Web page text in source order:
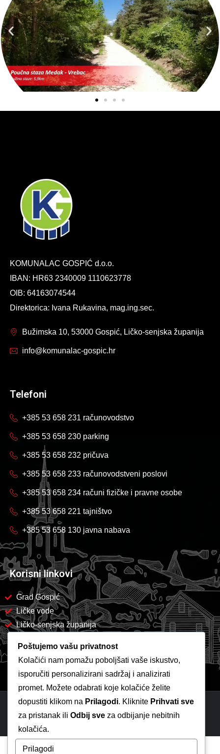
KOMUNALAC GOSPIĆ d.o.o.
IBAN: HR63 2340009 1110623778
OIB: 64163074544
Direktorica: Ivana Rukavina, mag.ing.sec.
Bužimska 10, 53000 Gospić, Ličko-senjska županija
info@komunalac-gospic.hr
Telefoni
+385 53 658 231 računovodstvo
+385 53 658 230 parking
+385 53 658 232 pričuva
+385 53 658 233 računovodstveni poslovi
+385 53 658 234 računi fizičke i pravne osobe
+385 53 658 221 tajništvo
+385 53 658 130 javna nabava
Korisni linkovi
Grad Gospić
Ličke vode
Ličko-senjska županija
Copyright 2026 -Komunalac Gospić
Poštujemo vašu privatnost
Kolačići nam pomažu poboljšati vaše iskustvo,
isporučiti personalizirani sadržaj i analizirati
promet. Možete odabrati koje kolačiće želite
dopustiti klikom na Prilagodi. Kliknite Prihvati sve
za pristanak ili Odbij sve za odbijanje nebitnih
kolačića.
Prilagodi